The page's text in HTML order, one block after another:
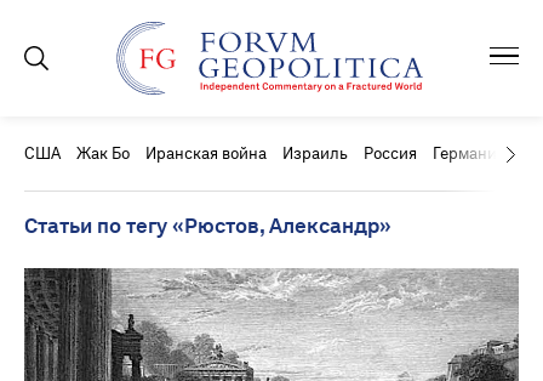
США Жак Бо Иранская война Израиль Россия Германия
Статьи по тегу «Рюстов, Александр»